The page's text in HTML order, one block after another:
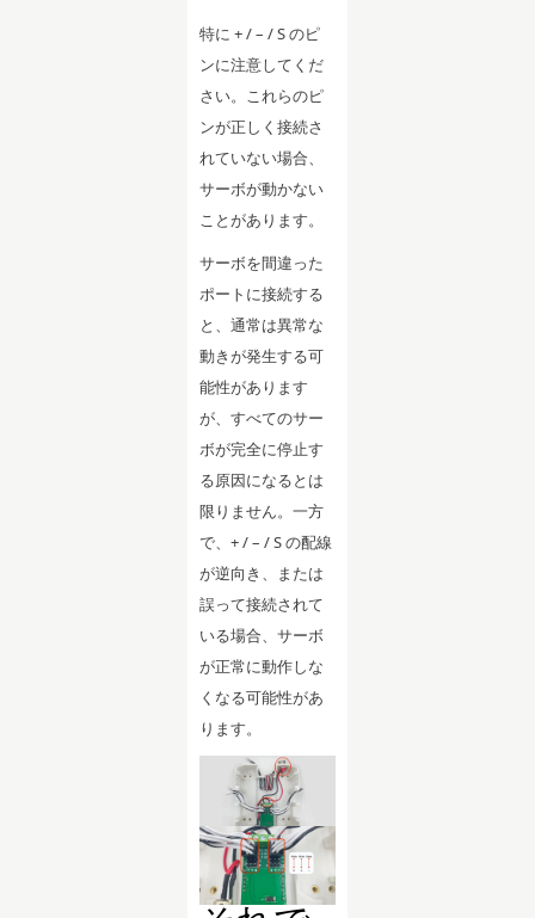
特に + / – / S のピ
ンに注意してくだ
さい。これらのピ
ンが正しく接続さ
れていない場合、
サーボが動かない
ことがあります。
サーボを間違った
ポートに接続する
と、通常は異常な
動きが発生する可
能性があります
が、すべてのサー
ボが完全に停止す
る原因になるとは
限りません。一方
で、+ / – / S の配線
が逆向き、または
誤って接続されて
いる場合、サーボ
が正常に動作しな
くなる可能性があ
ります。